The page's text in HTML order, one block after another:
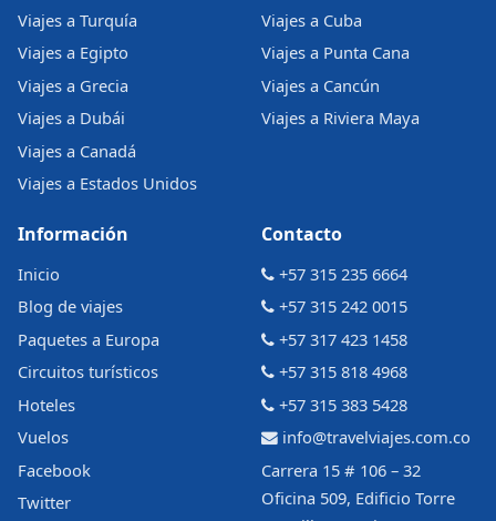
Viajes a Turquía
Viajes a Egipto
Viajes a Grecia
Viajes a Dubái
Viajes a Canadá
Viajes a Estados Unidos
Viajes a Cuba
Viajes a Punta Cana
Viajes a Cancún
Viajes a Riviera Maya
Información
Inicio
Blog de viajes
Paquetes a Europa
Circuitos turísticos
Hoteles
Vuelos
Facebook
Twitter
Contacto
+57 315 235 6664
+57 315 242 0015
+57 317 423 1458
+57 315 818 4968
+57 315 383 5428
info@travelviajes.com.co
Carrera 15 # 106 – 32
Oficina 509, Edificio Torre